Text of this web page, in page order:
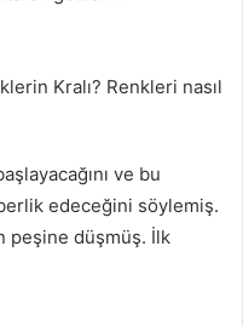
Kralı? Renkleri nasıl
ve bu
edeceğini söylemiş.
peşine düşmüş. İlk